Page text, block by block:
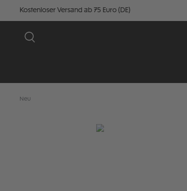
Kostenloser Versand ab 75 Euro (DE)
Neu
Bildergalerie überspringen